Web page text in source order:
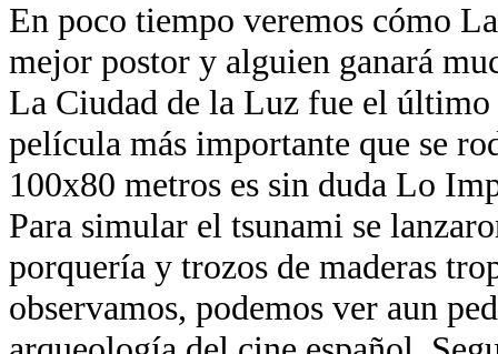
En poco tiempo veremos cómo
mejor postor y alguien ganará
La Ciudad de la Luz fue el
película más importante que se
100x80 metros es sin duda Lo
Para simular el tsunami se
porquería y trozos de maderas
observamos, podemos ver aun